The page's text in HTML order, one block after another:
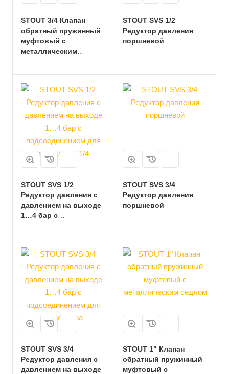
STOUT 3/4 Клапан
обратный пружинный
муфтовый с
металлическим
STOUT SVS 1/2
Редуктор давления
поршневой
STOUT SVS 1/2
Редуктор давления с
давлением на выходе
1…4 бар с
STOUT SVS 3/4
Редуктор давления
поршневой
STOUT SVS 3/4
Редуктор давления с
давлением на выходе
STOUT 1" Клапан
обратный пружинный
муфтовый с